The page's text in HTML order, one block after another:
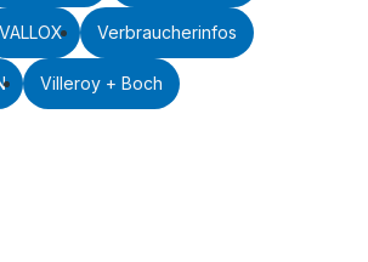
VALLOX Verbraucherinfos
Villeroy + Boch